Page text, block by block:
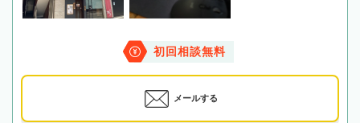
初回相談無料
メールする